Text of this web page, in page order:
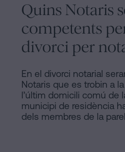
Quins Notaris
competents
divorci per
En el divorci notarial
Notaris que es trobin a
l’últim domicili comú de
municipi de residència
dels membres de la